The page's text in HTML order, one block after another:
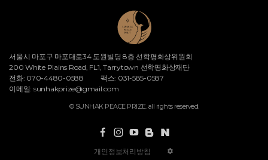
서울시 마포구 마포대로34 도원빌딩 8층 선학평화상위원회
200 White Plains Road, FL1, Tarrytown 선학평화상재단
전화: 070-4480-0588
팩스: 031-585-0587
이메일: sunhakprize@gmail.com
© SUNHAK PEACE PRIZE. all rights reserved.
개인정보처리방침